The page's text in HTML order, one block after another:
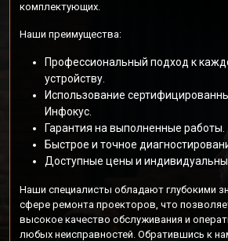
комплектующих.
Наши преимущества:
Профессиональный подход к
устройству.
Использование
Инфокус.
Гарантия на выполненные работы.
Быстрое и точное
Доступные цены и
Наши специалисты обладают глубокими
сфере ремонта проекторов, что
высокое качество обслуживания и
любых неисправностей. Обратившись к